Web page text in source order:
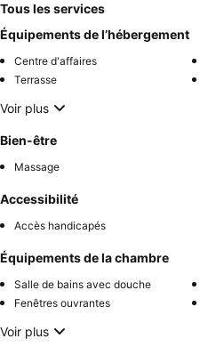
Tous les services
Équipements de l’hébergement
Centre d'affaires
Terrasse
Voir plus
Bien-être
Massage
Accessibilité
Accès handicapés
Équipements de la chambre
Salle de bains avec douche
Fenêtres ouvrantes
Voir plus